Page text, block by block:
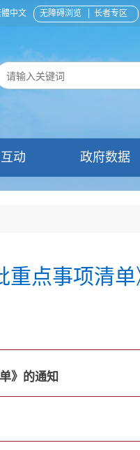
中文 无障碍浏览 长者专区
动 政府数据
重点事项清
》的通知